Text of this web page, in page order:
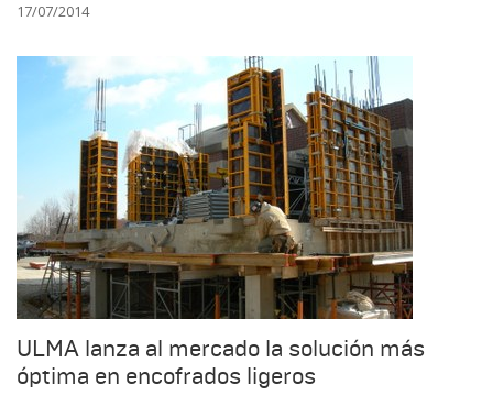
17/07/2014
ULMA lanza al mercado la solución más
óptima en encofrados ligeros